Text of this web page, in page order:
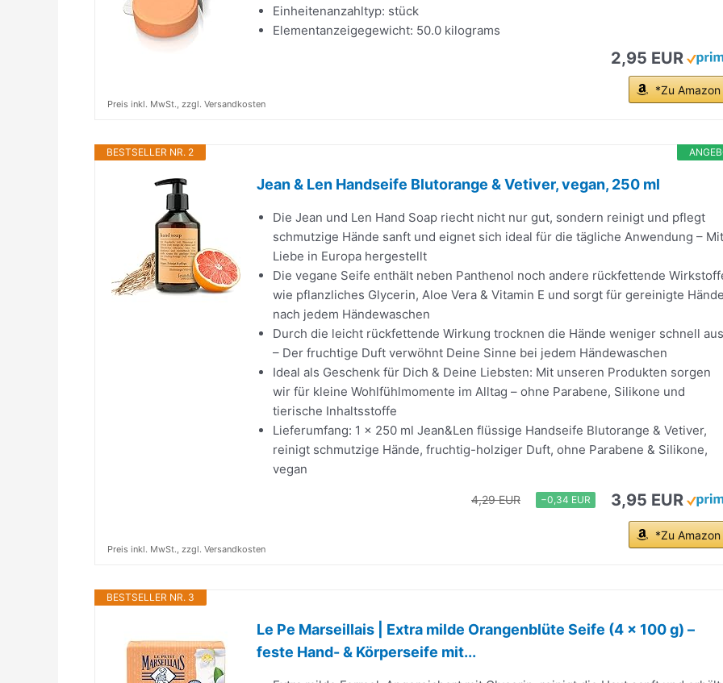
Einheitenanzahltyp: stück
Elementanzeigegewicht: 50.0 kilograms
2,95 EUR
*Zu Amazon
Preis inkl. MwSt., zzgl. Versandkosten
BESTSELLER NR. 2
Jean & Len Handseife Blutorange & Vetiver, vegan, 250 ml
Die Jean und Len Hand Soap riecht nicht nur gut, sondern reinigt und pflegt
schmutzige Hände sanft und eignet sich ideal für die tägliche Anwendung – Mit
Liebe in Europa hergestellt
Die vegane Seife enthält neben Panthenol noch andere rückfettende
wie pflanzliches Glycerin, Aloe Vera & Vitamin E und sorgt für gereinigte
nach jedem Händewaschen
Durch die leicht rückfettende Wirkung trocknen die Hände weniger schnell aus
– Der fruchtige Duft verwöhnt Deine Sinne bei jedem Händewaschen
Ideal als Geschenk für Dich & Deine Liebsten: Mit unseren Produkten sorgen
wir für kleine Wohlfühlmomente im Alltag – ohne Parabene, Silikone und
tierische Inhaltsstoffe
Lieferumfang: 1 x 250 ml Jean&Len flüssige Handseife Blutorange & Vetiver,
reinigt schmutzige Hände, fruchtig-holziger Duft, ohne Parabene & Silikone,
vegan
4,29 EUR −0,34 EUR 3,95 EUR
*Zu Amazon
Preis inkl. MwSt., zzgl. Versandkosten
BESTSELLER NR. 3
Le Pe Marseillais | Extra milde Orangenblüte Seife (4 x 100 g) –
feste Hand- & Körperseife mit...